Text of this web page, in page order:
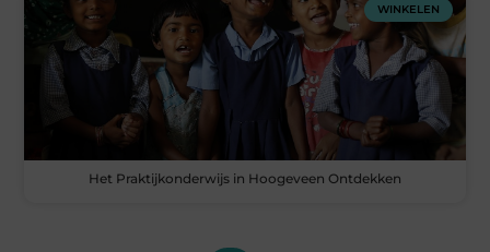
WINKELEN
Het Praktijkonderwijs in Hoogeveen Ontdekken